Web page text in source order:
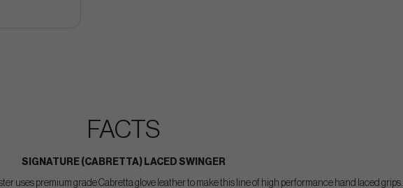
FACTS
SIGNATURE (CABRETTA) LACED SWINGER
uses premium grade Cabretta glove leather to make this line of high performance hand laced grips.